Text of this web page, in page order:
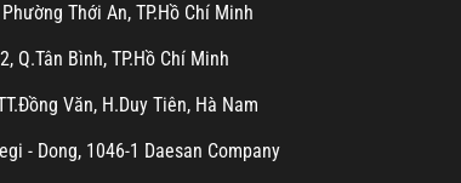
Thới An, TP.Hồ Chí Minh
Q.Tân Bình, TP.Hồ Chí Minh
Văn, H.Duy Tiên, Hà Nam
- Dong, 1046-1 Daesan Company